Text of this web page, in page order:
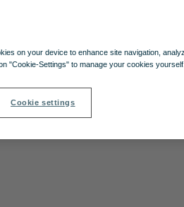
on your device to enhance site navigation,
"Cookie-Settings" to manage your cookies yourself.
Cookie settings